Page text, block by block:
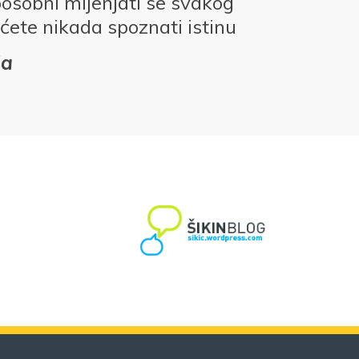
nikada spoznati istinu